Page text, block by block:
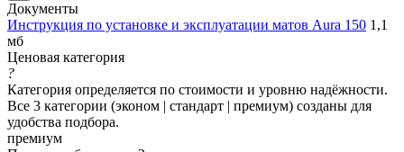
Документы
Инструкция по установке и эксплуатации матов Aura 150 1,1
мб
Ценовая категория
?
Категория определяется по стоимости и уровню надёжности.
Все 3 категории (эконом | стандарт | премиум) созданы для
удобства подбора.
премиум